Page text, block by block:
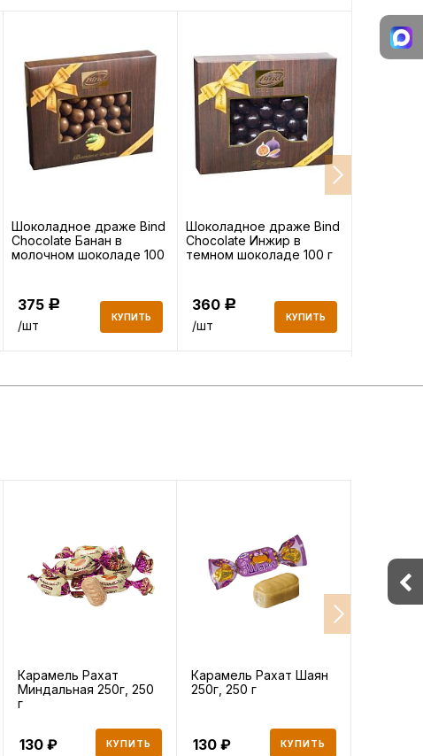
Шоколадное драже Bind
Chocolate Банан в
молочном шоколаде 100
375 Р
/шт
КУПИТЬ
Шоколадное драже Bind
Chocolate Инжир в
темном шоколаде 100 г
360 Р
/шт
КУПИТЬ
Карамель Рахат
Миндальная 250г, 250
г
130 КУПИТЬ
Карамель Рахат Шаян
250г, 250 г
130 КУПИТЬ